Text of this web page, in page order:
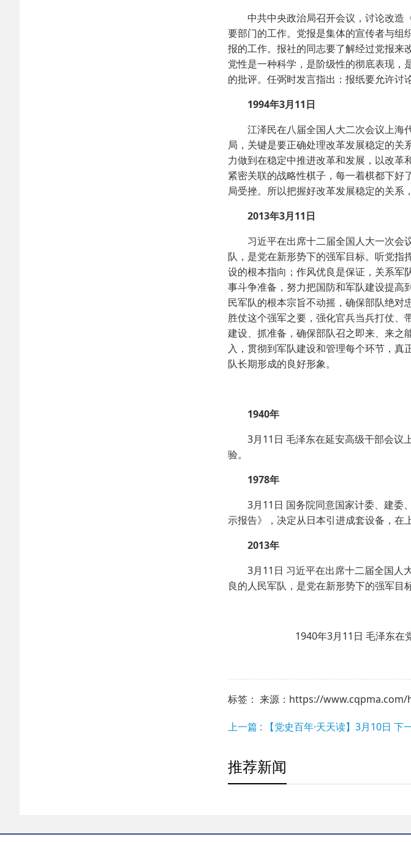
中共中央政治局召开会议，讨论改造
要部门的工作。党报是集体的宣传者与组
报的工作。报社的同志要了解经过党报来
党性是一种科学，是阶级性的彻底表现
的批评。任弼时发言指出：报纸要允许讨
1994年3月11日
江泽民在八届全国人大二次会议上海
局，关键是要正确处理改革发展稳定的
力做到在稳定中推进改革和发展，以改
紧密关联的战略性棋子，每一着棋都下好
局受挫。所以把握好改革发展稳定的关系
2013年3月11日
习近平在出席十二届全国人大一次会
队，是党在新形势下的强军目标。听党指
设的根本指向；作风优良是保证，关系军
事斗争准备，努力把国防和军队建设提高
民军队的根本宗旨不动摇，确保部队绝
胜仗这个强军之要，强化官兵当兵打仗
建设、抓准备，确保部队召之即来、来之
入，贯彻到军队建设和管理每个环节，
队长期形成的良好形象。
1940年
3月11日 毛泽东在延安高级干部会议
验。
1978年
3月11日 国务院同意国家计委、建委
示报告》，决定从日本引进成套设备，在
2013年
3月11日 习近平在出席十二届全国人
良的人民军队，是党在新形势下的强军目标
1940年3月11日 毛泽东在
标签： 来源：https://
上一篇 : 【党史百年·天天读】3月10日 下
推荐新闻